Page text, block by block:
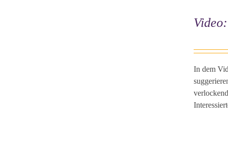
In dem